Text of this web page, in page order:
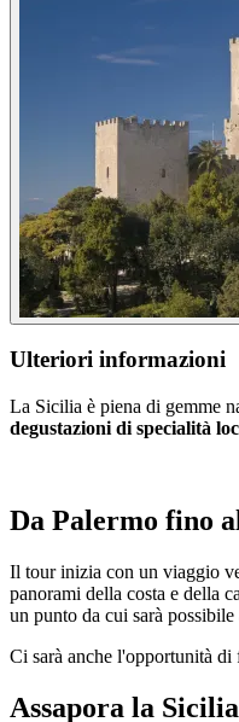
Ulteriori informazioni
La Sicilia è piena di gemme
degustazioni di specialità
Da Palermo fino
Il tour inizia con un viaggio
panorami della costa e della
un punto da cui sarà possibile
Ci sarà anche l'opportunità
Assapora la